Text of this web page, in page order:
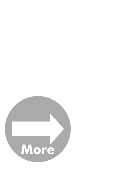
フィガロ×ファウスト
サンプル 作品詳細